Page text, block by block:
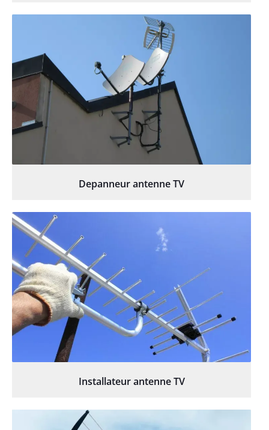
Depanneur antenne TV
Installateur antenne TV